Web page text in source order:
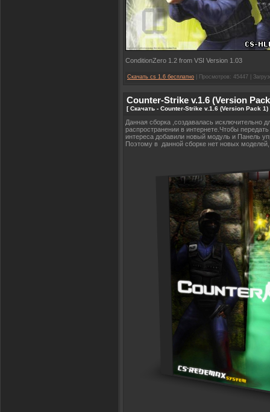
ConditionZero 1.2 from VSI Version 1.03
Скачать cs 1.6 бесплатно | Просмотров: 45447 |
Counter-Strike v.1.6 (Version
[ Скачать - Counter-Strike v.1.6 (Version Pack
Данная сборка ,создавалась исключительно
распространении в интернете.Чтобы
интереса добавили новый модуль и Панель
Поэтому в данной сборке нет новых